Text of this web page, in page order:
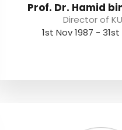
Prof. Dr. Hamid
Director of
1st Nov 1987 - 31st